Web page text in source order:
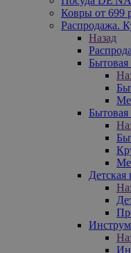
Ковры от 699
Распродажа.
Назад
Бытовая
Бытовая
Детская